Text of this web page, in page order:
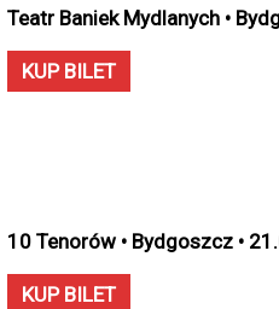
Teatr Baniek Mydlanych •
KUP BILET
10 Tenorów • Bydgoszcz •
KUP BILET